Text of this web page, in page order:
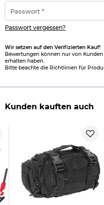
*
Passwort vergessen?
Wir setzen auf den Verifizierten Kauf!
Bewertungen können nur von
erhalten haben.
Bitte beachte die Richtlinien für
Kunden kauften auch